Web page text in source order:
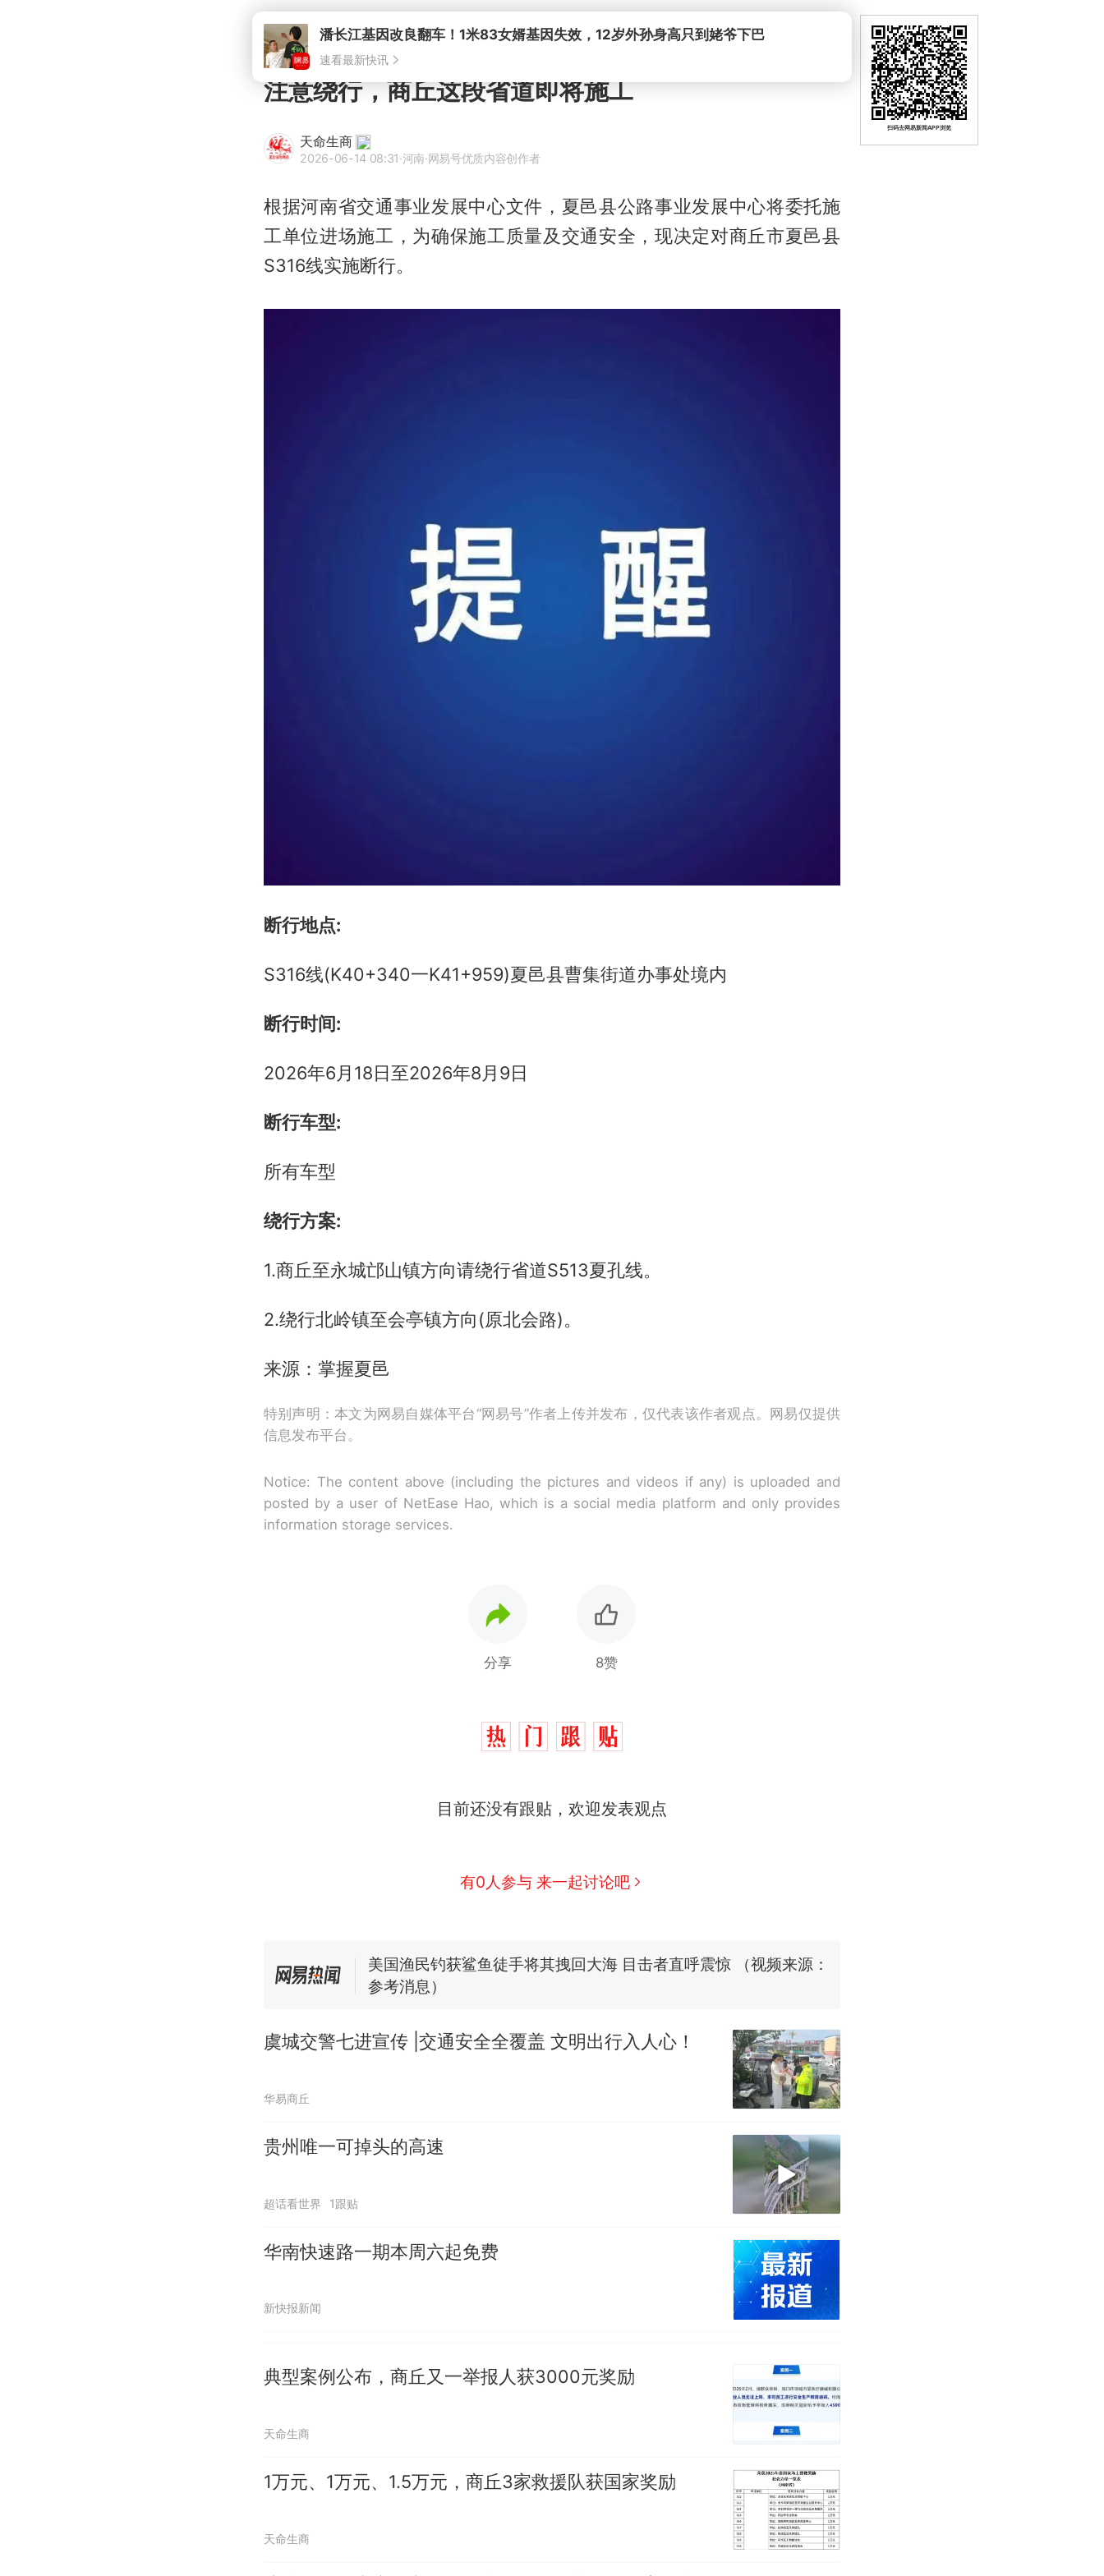
注意绕行，商丘这段省道即将施工
天命生商
2026-06-14 08:31·河南·网易号优质内容创作者
根据河南省交通事业发展中心文件，夏邑县公路事业发展中心将委托施
工单位进场施工，为确保施工质量及交通安全，现决定对商丘市夏邑县
S316线实施断行。
断行地点:
S316线(K40+340一K41+959)夏邑县曹集街道办事处境内
断行时间:
2026年6月18日至2026年8月9日
断行车型:
所有车型
绕行方案:
1.商丘至永城邙山镇方向请绕行省道S513夏孔线。
2.绕行北岭镇至会亭镇方向(原北会路)。
来源：掌握夏邑
特别声明：本文为网易自媒体平台“网易号”作者上传并发布，仅代表该作者观点。网易仅提供
信息发布平台。
Notice: The content above (including the pictures and videos if any) is uploaded and
posted by a user of NetEase Hao, which is a social media platform and only provides
information storage services.
分享 8赞
目前还没有跟贴，欢迎发表观点
有0人参与 来一起讨论吧
费大厨“全国小炒肉大王”称号，仅凭视频评出？中国烹饪协会回
美国渔民钓获鲨鱼徒手将其拽回大海 目击者直呼震惊 （视频来源：
参考消息）
惊艳！字都飘起来了 博主在田间创作“悬浮字” 网友：真·裸眼3D！
“不想干了特提出辞职”，疑似南京大学数院院长辞职信流传，院
图做头像
虞城交警七进宣传 |交通安全全覆盖 文明出行入人心！
华易商丘
贵州唯一可掉头的高速
超话看世界 1跟贴
华南快速路一期本周六起免费
新快报新闻
典型案例公布，商丘又一举报人获3000元奖励
天命生商
1万元、1万元、1.5万元，商丘3家救援队获国家奖励
天命生商
扫码去网易新闻APP浏览